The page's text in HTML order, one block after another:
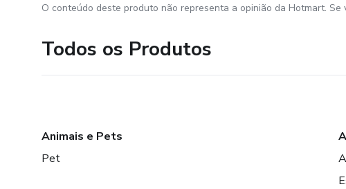
O conteúdo deste produto não representa a opinião da Hotmart. Se
Todos os Produtos
Animais e Pets
Pet